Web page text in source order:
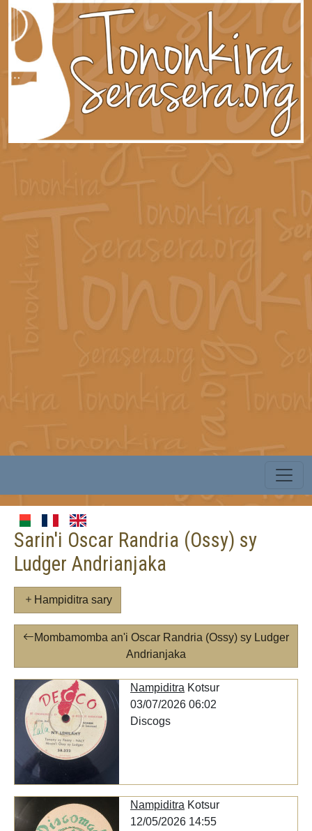
Sarin'i Oscar Randria (Ossy) sy
Ludger Andrianjaka
Hampiditra sary
Mombamomba an'i Oscar Randria (Ossy) sy Ludger
Andrianjaka
Nampiditra Kotsur
03/07/2026 06:02
Discogs
Nampiditra Kotsur
12/05/2026 14:55